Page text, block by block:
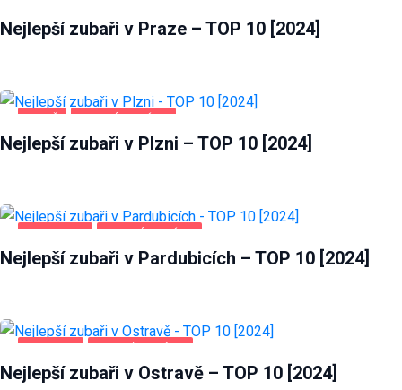
Nejlepší zubaři v Praze – TOP 10 [2024]
Nejlepší zubaři v Plzni – TOP 10 [2024]
Nejlepší zubaři v Pardubicích – TOP 10 [2024]
Nejlepší zubaři v Ostravě – TOP 10 [2024]